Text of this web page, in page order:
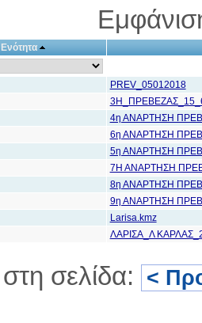
PREV_05012018
4η ΑΝΑΡΤΗΣΗ
6η ΑΝΑΡΤΗΣΗ
5η ΑΝΑΡΤΗΣΗ
7Η ΑΝΑΡΤΗΣΗ
8η ΑΝΑΡΤΗΣΗ
9η ΑΝΑΡΤΗΣΗ
Larisa.kmz
ΛΑΡΙΣΑ_Λ
σελίδα: <